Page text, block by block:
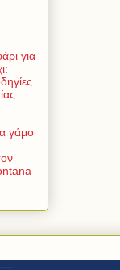
για
γάμο